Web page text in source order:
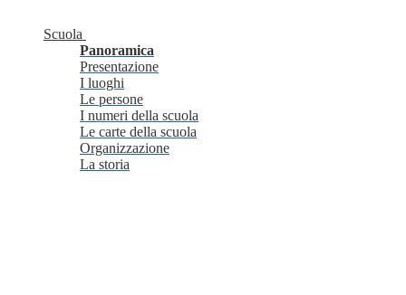
Scuola
Panoramica
Presentazione
I luoghi
Le persone
I numeri della scuola
Le carte della scuola
Organizzazione
La storia